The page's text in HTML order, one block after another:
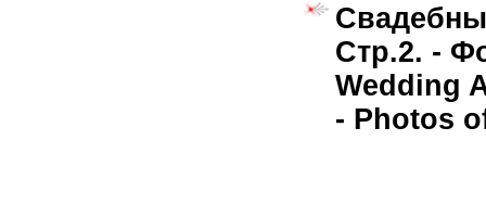
Стр.2. -
Wedding
- Photos